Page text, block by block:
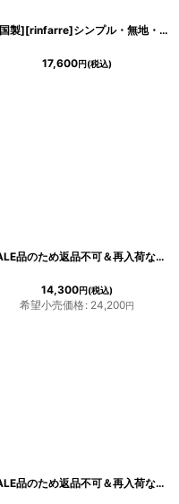
[韓国製][rinfarre]シンプル・無地・Aライン・カシュクール・襟付き・五分袖・マキシ・ミディアムドレス・ワンピース[奈月セナ着用][送料無料]
17,600円(税込)
[SALE品のため返品不可＆再入荷なしの現品限り][韓国製][rinfarre]ゴールド・ シルバー・ オフショルダー・ スリット・ シンプル・ ラメ・ タイト・ ロングドレス・ ワンピース[奈月セナ着用]《送料＆代引き手数料無料》
14,300円(税込)
希望小売価格: 24,200円
[SALE品のため返品不可＆再入荷なしの現品限り][韓国製][rinfarre]ブルー・パステル小花柄・Vネック・カシュクール・七分袖・マキシワンピ・ロングドレス・ラップワンピース[友崎まどか着用]